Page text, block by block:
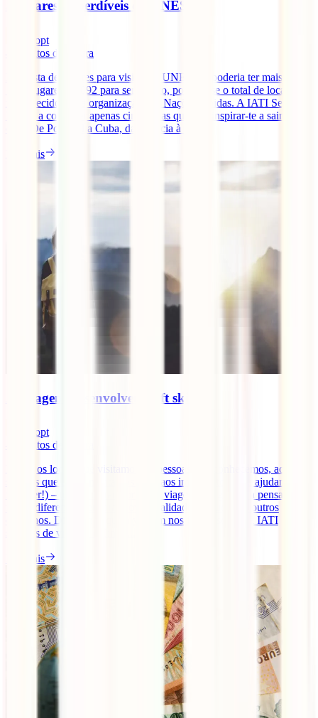
5 lugares imperdíveis da UNESCO
infopt
minutos de leitura
Esta lista de lugares para visitar da UNESCO poderia ter mais de
1000 lugares – 1092 para ser exacto, pois é esse o total de locais
reconhecidos pela organização das Nações Unidas. A IATI Seguros
leva-te a conhecer apenas cinco, mas que vão inspirar-te a sair de
casa. De Portugal a Cuba, da Croácia à [...]
Ler mais
As viagens desenvolvem soft skills?
infopt
minutos de leitura
Desde os locais que visitamos, às pessoas que conhecemos, aos
sabores que experimentamos e até aos imprevistos (que ajudamos a
resolver!) – tudo nos transforma. A viagem obriga-nos a pensar de
forma diferente, a encarar novas realidades, soluções e outros
caminhos. Dizem-nos que a viagem nos faz crescer. E a IATI
seguros de viagens online [...]
Ler mais